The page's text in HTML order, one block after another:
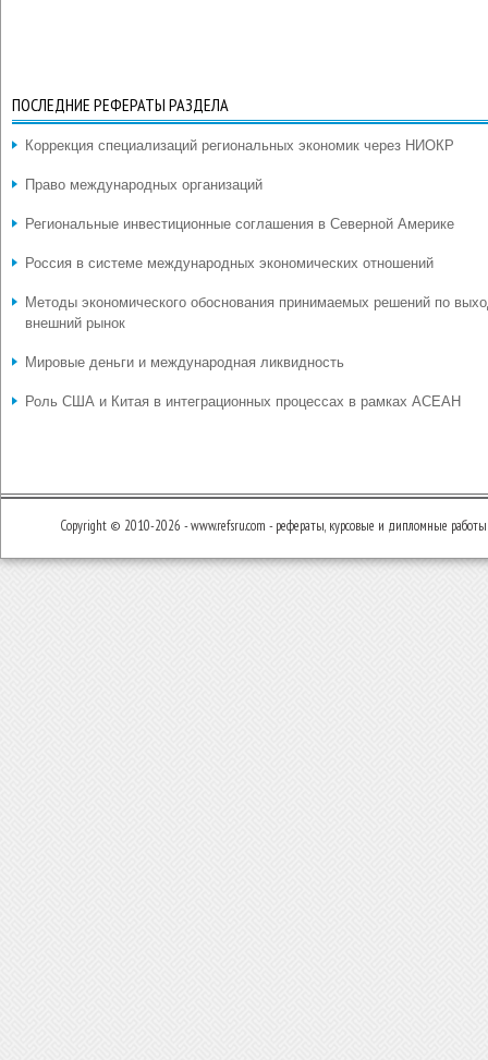
ПОСЛЕДНИЕ РЕФЕРАТЫ РАЗДЕЛА
Коррекция специализаций региональных экономик через НИОКР
Право международных организаций
Региональные инвестиционные соглашения в Северной Америке
Россия в системе международных экономических отношений
Методы экономического обоснования принимаемых решений по
внешний рынок
Мировые деньги и международная ликвидность
Роль США и Китая в интеграционных процессах в рамках АСЕАН
Copyright © 2010-2026 - www.refsru.com - рефераты, курсовые и дипломные работы